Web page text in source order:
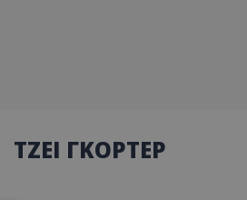
ΤΖΕΙ ΓΚΟΡΤΕΡ